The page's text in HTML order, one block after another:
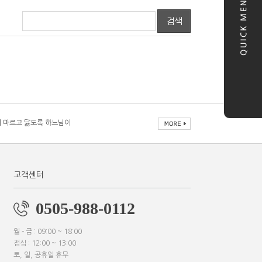
검색
르고 닳도록 하느님이
고객센터
0505-988-0112
월 - 금 : 09:00 ~ 18:00
점심 : 12:00 ~ 13:00
토, 일, 공휴일 휴무